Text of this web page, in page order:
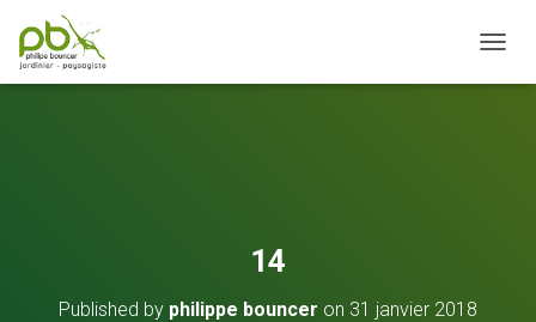
14
Published by philippe bouncer on 31 janvier 2018